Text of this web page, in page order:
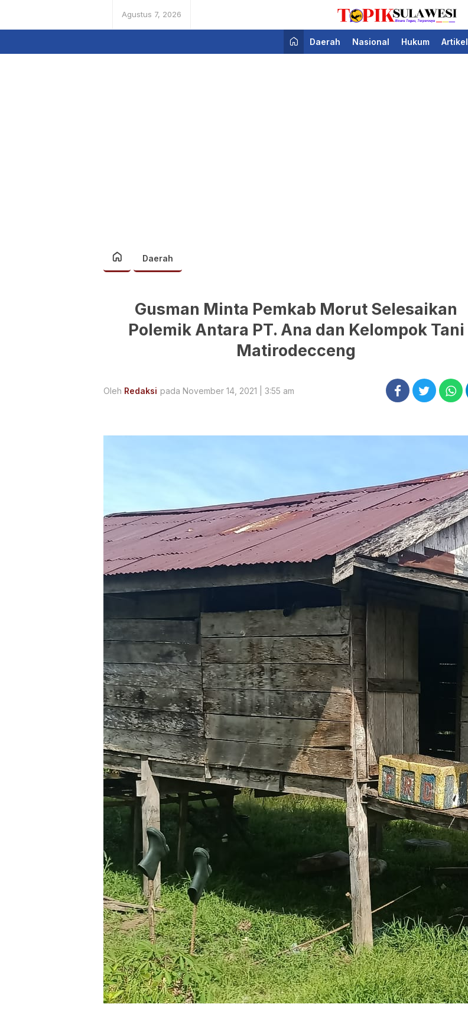
Agustus 7, 2026
Topik Sulawesi
Bicara Tegas Terpercaya
Daerah Nasional Hukum Artikel
Daerah
Gusman Minta Pemkab Morut Selesaikan
Polemik Antara PT. Ana dan Kelompok Tani
Matirodecceng
Oleh Redaksi pada November 14, 2021 | 3:55 am